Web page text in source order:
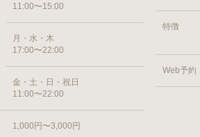
11:00〜15:00
月・水・木
17:00〜22:00
金・土・日・祝日
11:00〜22:00
1,000円〜3,000円
特徴
Web予約